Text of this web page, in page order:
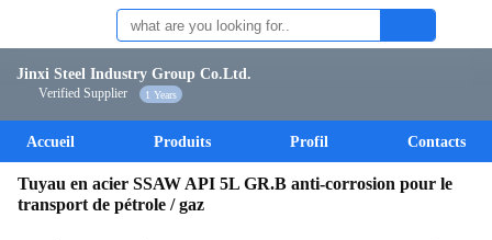
Jinxi Steel Industry Group Co.Ltd.
Verified Supplier 1 Years
Accueil Produits Profil Contacts
Tuyau en acier SSAW API 5L GR.B anti-corrosion pour le
transport de pétrole / gaz